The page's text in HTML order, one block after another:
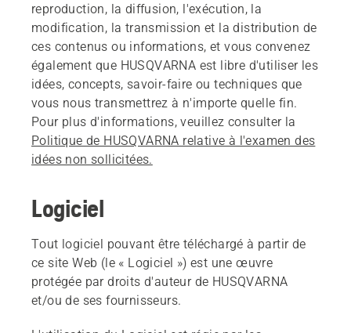
reproduction, la diffusion, l'exécution, la
modification, la transmission et la distribution de
ces contenus ou informations, et vous convenez
également que HUSQVARNA est libre d'utiliser les
idées, concepts, savoir-faire ou techniques que
vous nous transmettrez à n'importe quelle fin.
Pour plus d'informations, veuillez consulter la
Politique de HUSQVARNA relative à l'examen des
idées non sollicitées.
Logiciel
Tout logiciel pouvant être téléchargé à partir de
ce site Web (le « Logiciel ») est une œuvre
protégée par droits d'auteur de HUSQVARNA
et/ou de ses fournisseurs.